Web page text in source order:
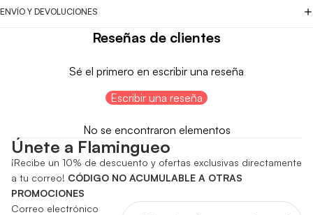
ENVÍO Y DEVOLUCIONES
Reseñas de clientes
Sé el primero en escribir una reseña
Escribir una reseña
No se encontraron elementos
Únete a Flamingueo
¡Recibe un 10% de descuento y ofertas exclusivas directamente
a tu correo! CÓDIGO NO ACUMULABLE A OTRAS
PROMOCIONES
Correo electrónico